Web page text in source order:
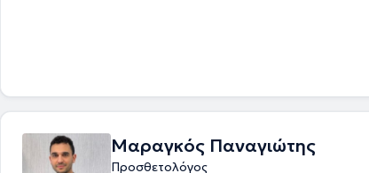
Μαραγκός Παναγιώτης
Προσθετολόγος